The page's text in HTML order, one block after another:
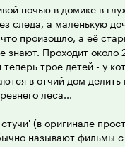
ночью в домике в
следа, а маленькую
произошло, а её
знают. Проходит
трое детей - у
в отчий дом
леса...
(в оригинале
называют фильмы с